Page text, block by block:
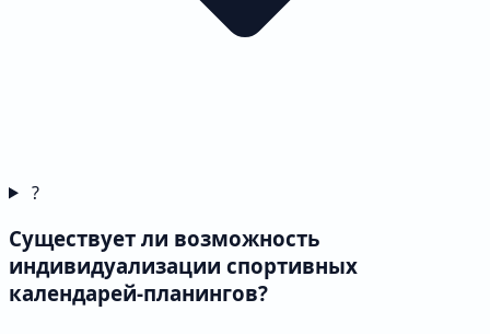
?
Существует ли возможность
индивидуализации спортивных
календарей-планингов?